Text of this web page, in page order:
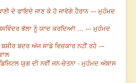
ਦੇ ਫਾਇਦੇ ਜਾਣ ਕੇ ਹੋ ਜਾਵੋਗੇ ਹੈਰਾਨ --- ਮੁਹੰਮਦ
ਭੱਲਾ ਨੂੰ ਯਾਦ ਕਰਦਿਆਂ! ... --- ਮੁਹੰਮਦ
ਬਦਰ ਅੱਜ ਸਾਡੇ ਵਿਚਕਾਰ ਨਹੀਂ ਰਹੇ ---
ਯੁਗ ਦੀ ਨਵੀਂ ਜਨ-ਚੇਤਨਾ - ਮੁਹੰਮਦ ਅੱਬਾਸ